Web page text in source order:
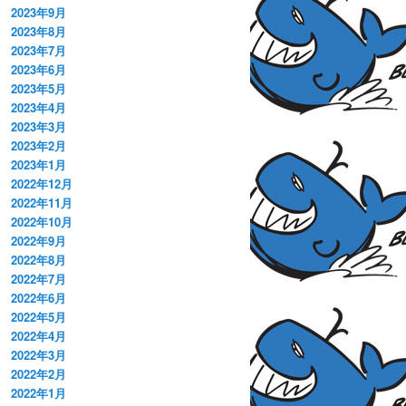
2023年9月
2023年8月
2023年7月
2023年6月
2023年5月
2023年4月
2023年3月
2023年2月
2023年1月
2022年12月
2022年11月
2022年10月
2022年9月
2022年8月
2022年7月
2022年6月
2022年5月
2022年4月
2022年3月
2022年2月
2022年1月